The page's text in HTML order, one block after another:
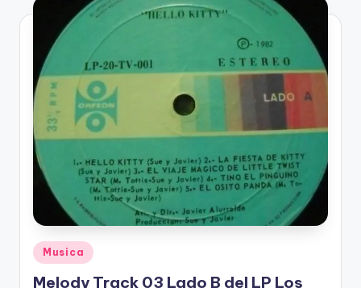
Posted
in
Musica
Melody Track 03 Lado B del LP Los